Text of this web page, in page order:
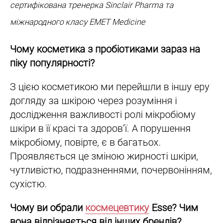
сертифікована тренерка Sinclair Pharma та
міжнародного класу EMET Medicine
Чому косметика з пробіотиками зараз на
піку популярності?
З цією косметикою ми перейшли в іншу еру
догляду за шкірою через розуміння і
дослідження важливості ролі мікробіому
шкіри в її красі та здоров’ї. А порушення
мікробіому, повірте, є в багатьох.
Проявляється це зміною жирності шкіри,
чутливістю, подразненнями, почервонінням,
сухістю.
Чому ви обрали космецевтику Esse? Чим